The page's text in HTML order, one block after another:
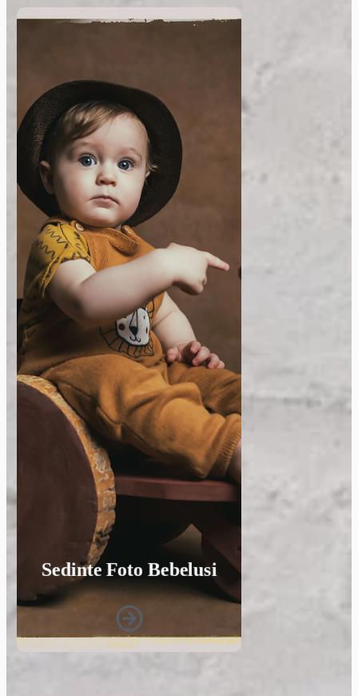
Sedinte Foto Bebelusi
Sedinte Foto Bebelusi
Sunt fotograf pentru bebelusi,
specializat in surprinderea
momentelor unice si delicate ale
primei lor etape a vietii. Imi
place sa prind in poze emotia si
iubirea parintilor pentru micutul
Vezi Galeria Foto